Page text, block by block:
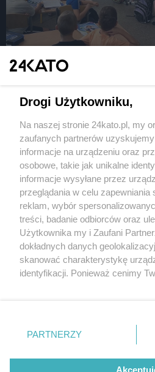
pierwszak, czyli bezpieczna
1 / 9
Policja w szkole
Wydawca mediów lokalnych
Nie zapomnij
zapoznać się z:
polityką prywatności
Twojemiasto
Piekary Śląskie
Chorzów
Tarnowskie Góry
Gliwice
Drogi Użytkowniku,
Na naszej stronie 24kato.pl, my
zaufanych partnerów
informacje na urządzeniu oraz
osobowe, takie jak unikalne
informacje wysyłane przez
przeglądania w celu zapewniania
reklam, wybór
treści, badanie odbiorców oraz
Użytkownika my i Zaufani
dokładnych danych
skanować charakterystykę
identyfikacji. Ponieważ cenimy
prywatności znajdujący się w
. Niektóre rodzaje
zgody użytkownika, ale masz
takiemu przetwarzaniu.
PARTNERZY